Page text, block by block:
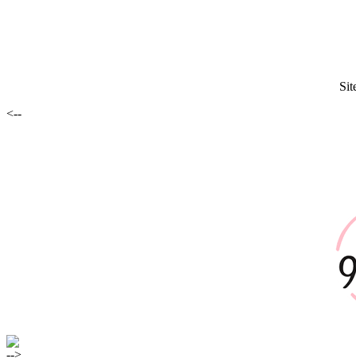
<--
-->